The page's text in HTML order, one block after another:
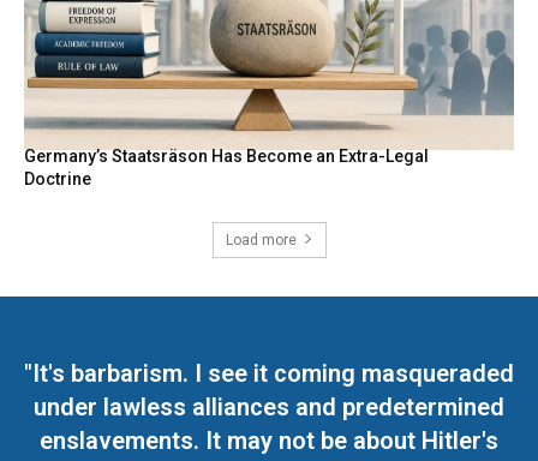
Germany’s Staatsräson Has Become an Extra-Legal
Doctrine
Load more
"It's barbarism. I see it coming masqueraded
under lawless alliances and predetermined
enslavements. It may not be about Hitler's